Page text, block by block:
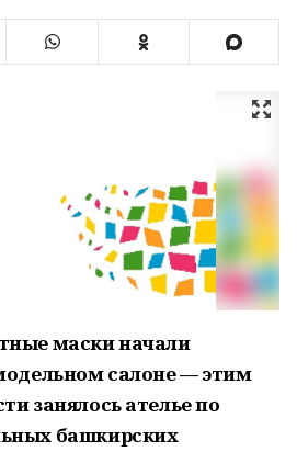
маски начали
салоне — этим
занялось ателье по
башкирских